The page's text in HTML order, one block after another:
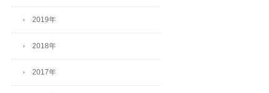
2019年
2018年
2017年